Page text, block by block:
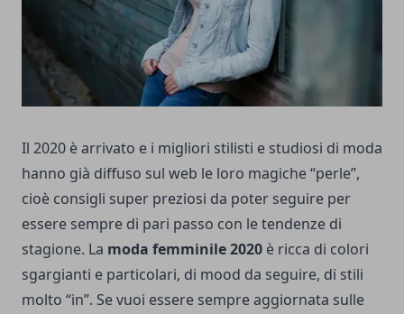
Il 2020 è arrivato e i migliori stilisti e studiosi di moda
hanno già diffuso sul web le loro magiche “perle”,
cioè consigli super preziosi da poter seguire per
essere sempre di pari passo con le tendenze di
stagione. La moda femminile 2020 è ricca di colori
sgargianti e particolari, di mood da seguire, di stili
molto “in”. Se vuoi essere sempre aggiornata sulle